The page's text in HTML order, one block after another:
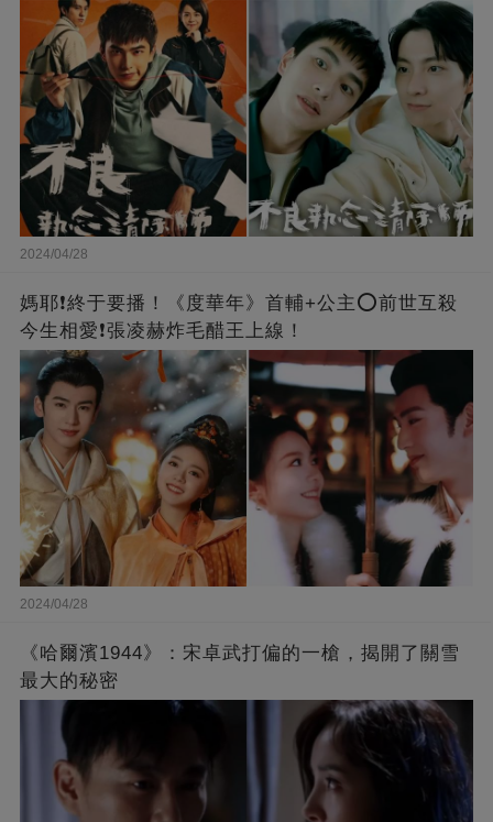
2024/04/28
媽耶❗️終于要播！《度華年》首輔+公主⭕前世互殺
今生相愛❗張凌赫炸毛醋王上線！
2024/04/28
《哈爾濱1944》：宋卓武打偏的一槍，揭開了關雪
最大的秘密